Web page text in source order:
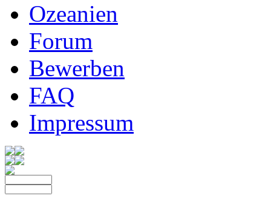
Ozeanien
Forum
Bewerben
FAQ
Impressum